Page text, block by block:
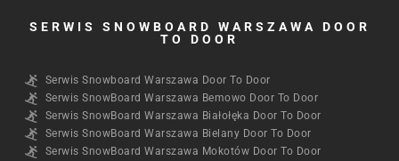
SERWIS SNOWBOARD WARSZAWA DOOR
TO DOOR​
Serwis Snowboard Warszawa Door To Door
Serwis SnowBoard Warszawa Bemowo Door To Door
Serwis SnowBoard Warszawa Białołęka Door To Door
Serwis SnowBoard Warszawa Bielany Door To Door
Serwis SnowBoard Warszawa Mokotów Door To Door